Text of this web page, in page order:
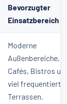
Bevorzugter
Einsatzbereich
Moderne
Außenbereiche,
Cafés, Bistros
viel frequentierte
Terrassen.